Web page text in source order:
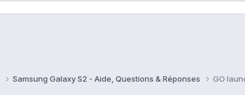
Samsung Galaxy S2 - Aide, Questions & Réponses GO